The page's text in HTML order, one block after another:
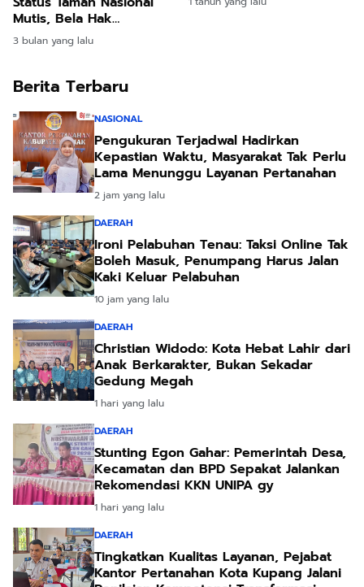
Mutis, Bela Hak
Masyarakat Adat
3 bulan yang lalu
dan Air Bersih
Berita Terbaru
NASIONAL
Pengukuran Terjadwal Hadirkan
Kepastian Waktu, Masyarakat Tak Perlu
Lama Menunggu Layanan Pertanahan
2 jam yang lalu
DAERAH
Ironi Pelabuhan Tenau: Taksi Online Tak
Boleh Masuk, Penumpang Harus Jalan
Kaki Keluar Pelabuhan
10 jam yang lalu
DAERAH
Christian Widodo: Kota Hebat Lahir dari
Anak Berkarakter, Bukan Sekadar
Gedung Megah
1 hari yang lalu
DAERAH
Stunting Egon Gahar: Pemerintah Desa,
Kecamatan dan BPD Sepakat Jalankan
Rekomendasi KKN UNIPA gy
1 hari yang lalu
DAERAH
Tingkatkan Kualitas Layanan, Pejabat
Kantor Pertanahan Kota Kupang Jalani